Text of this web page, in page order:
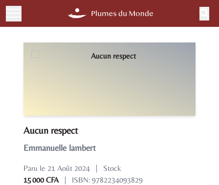
Aucun respect
Emmanuelle lambert
Paru le 21 Août 2024 |
Stock
15 000 CFA
| ISBN: 9782234093829